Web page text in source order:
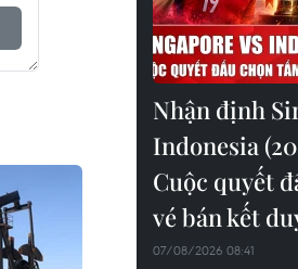
Nhận định
Indonesia
Cuộc quyết
vé bán kết
07/08/2026 08:41